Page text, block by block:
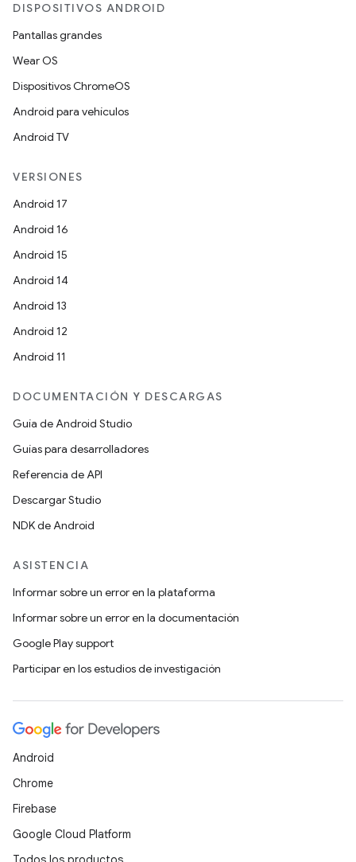
DISPOSITIVOS ANDROID
Pantallas grandes
Wear OS
Dispositivos ChromeOS
Android para vehículos
Android TV
VERSIONES
Android 17
Android 16
Android 15
Android 14
Android 13
Android 12
Android 11
DOCUMENTACIÓN Y DESCARGAS
Guía de Android Studio
Guías para desarrolladores
Referencia de API
Descargar Studio
NDK de Android
ASISTENCIA
Informar sobre un error en la plataforma
Informar sobre un error en la documentación
Google Play support
Participar en los estudios de investigación
Android
Chrome
Firebase
Google Cloud Platform